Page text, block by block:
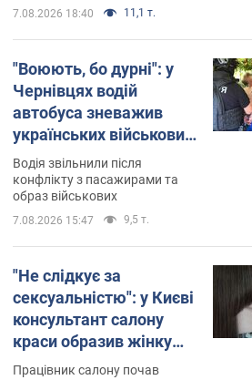
7.08.2026 18:40 11,1 т.
"Воюють, бо дурні": у
Чернівцях водій
автобуса зневажив
українських військових
і поплатився. Відео
Водія звільнили після
конфлікту з пасажирами та
образ військових
7.08.2026 15:47 9,5 т.
"Не слідкує за
сексуальністю": у Києві
консультант салону
краси образив жінку
після хімієтерапії,
Працівник салону почав